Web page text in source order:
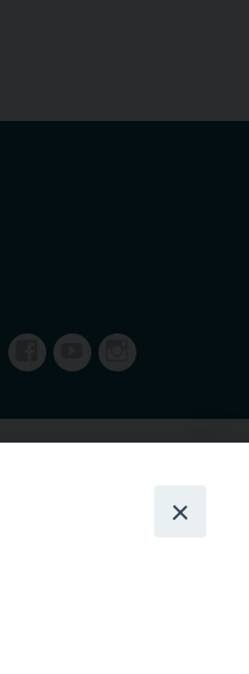
FacebookYoutubeInstagram